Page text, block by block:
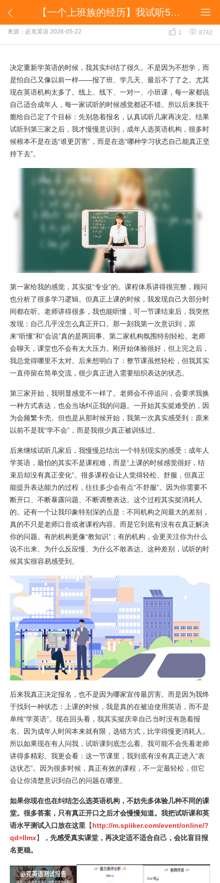
 
​【一个上班族的经历】我试听5家英语机构后的感受
​【一个上班族的经历】我试听5家英语机构后的感受
来源：必克英语 2026-05-22  1  8742
决定重新学英语的时候，我其实纠结了很久。不是因为不想学，而
是怕自己又像以前一样——报了班、学几天、最后不了了之。尤其
现在英语机构太多了。线上、线下、一对一、小班课，每一家都说
自己适合成年人，每一家试听的时候感觉都还不错。所以后来我干
脆给自己定了个目标：先别急着报名，认真试听几家再决定。结果
试听到第三家之后，我才慢慢意识到，成年人选英语机构，很多时
候根本不是在选“谁更厉害”，而是在选“哪种学习状态自己能真正坚
持下去”。
第一家给我的感觉，其实挺“专业”的。课程体系讲得很完整，顾问
也分析了很多学习逻辑。但真正上课的时候，我发现自己大部分时
间都在听。老师讲得很多，我也能听懂，可一节课结束后，我突然
发现：自己几乎没怎么真正开口。那一刻我第一次意识到，原
来“听懂”和“会说”真的是两回事。第二家机构氛围特别轻松。老师
会聊天，课堂也不会有太大压力。刚开始体验很好，但上完之后，
我总觉得哪里不太对。后来想明白了：整节课虽然轻松，但我其实
一直停留在简单交流，很少真正进入需要组织表达的状态。
第三家开始，我明显感觉不一样了。老师会不停追问，会要求我换
一种方式表达，也会当场纠正我的问题。一开始其实挺难受的，因
为会频繁卡壳。但也是从那时候开始，我第一次真实感受到：原来
以前不是我“学不会”，而是我很少真正被训练过。
后来继续试听几家后，我慢慢总结出一个特别现实的感受：成年人
学英语，最怕的其实不是课程难，而是“上课的时候感觉很好，结
束后却没有真正变化”。很多课程会让人觉得轻松、舒服，但真正
能提升表达能力的过程，往往多少会有点“不舒服”。因为你需要不
断开口、不断暴露问题、不断调整表达。这个过程其实挺消耗人
的。还有一个让我印象特别深的点是：不同机构之间最大的差别，
真的不只是老师口音或者课程内容。而是它到底有没有在真正解决
你的问题。有的机构更像“教知识”；有的机构，会更关注你为什么
说不出来、为什么反应慢、为什么不敢表达。这种差别，试听的时
候其实很容易感受到。
后来我真正决定报名，也不是因为哪家宣传最厉害。而是因为我终
于找到一种状态：上课的时候，我是真的在被迫使用英语，而不是
单纯“学英语”。现在回头看，我其实挺庆幸自己当时没有急着报
名。因为成年人时间本来就有限，选错方式，比学得慢更消耗人。
所以如果现在有人问我，试听课到底怎么看。我可能不会先看老师
讲得多精彩。我更会看：这一节课里，我到底有没有真正进入“表
达状态”。因为很多时候，真正有效的课程，不一定最轻松，但它
会让你清楚意识到自己的问题在哪里。
如果你现在也在纠结怎么选英语机构，不妨先多体验几种不同的课
堂。很多答案，只有真正开口之后才会慢慢知道。我把试听课和英
语水平测试入口放在这里 【http://m.spiiker.com/event/online/?
qd=llmx】 ， 先感受真实课堂，再决定适不适合自己，会比盲目报
名更稳。